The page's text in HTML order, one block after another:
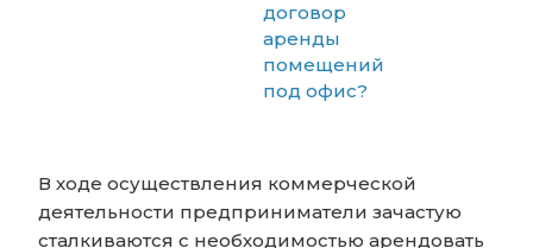
договор
аренды
помещений
под офис?
В ходе осуществления коммерческой
деятельности предприниматели зачастую
сталкиваются с необходимостью арендовать